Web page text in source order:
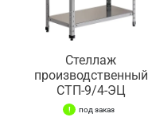
Стеллаж
производственный
СТП-9/4-ЭЦ
под заказ